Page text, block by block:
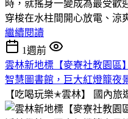
時，就搖身一變成為最受歡
穿梭在水柱間開心放電、涼
繼續閱讀
1週前
雲林新地標【麥寮社教園區
智慧圖書館，巨大紅燈籠夜
【吃喝玩樂✭雲林】
國內旅